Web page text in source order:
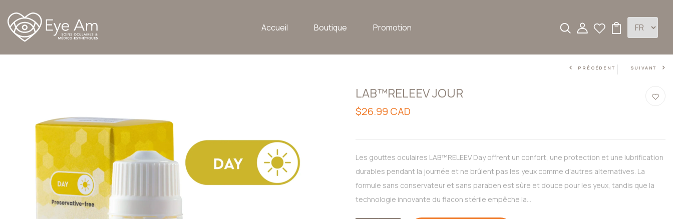
Accueil Boutique Promotion
PRÉCÉDENT SUIVANT
LAB™RELEEV JOUR
$26.99 CAD
Les gouttes oculaires LAB™RELEEV Day offrent un confort, une protection et une lubrification
durables pendant la journée et ne brûlent pas les yeux comme d'autres alternatives. La
formule sans conservateur et sans paraben est sûre et douce pour les yeux, tandis que la
technologie innovante du flacon stérile empêche la...